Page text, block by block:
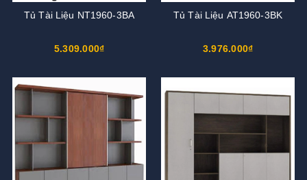
Tủ Tài Liệu NT1960-3BA
5.309.000₫
Tủ Tài Liệu AT1960-3BK
3.976.000₫